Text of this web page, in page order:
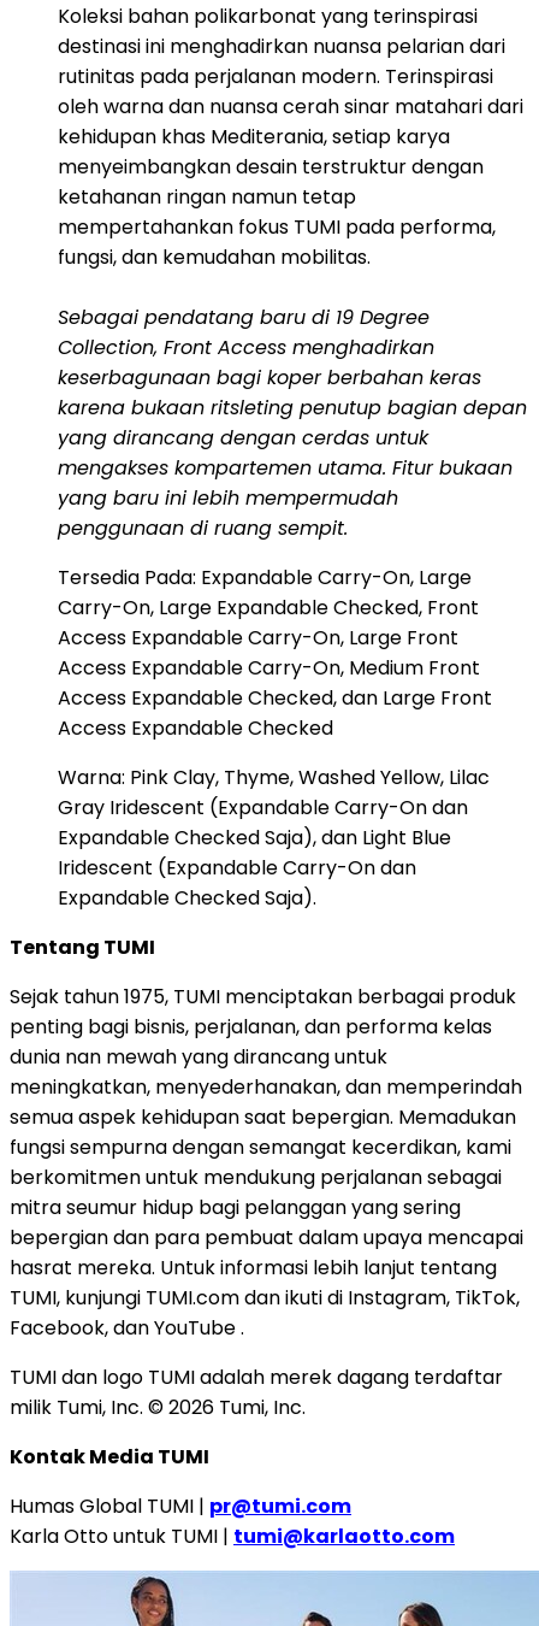
Koleksi bahan polikarbonat yang terinspirasi
destinasi ini menghadirkan nuansa pelarian dari
rutinitas pada perjalanan modern. Terinspirasi
oleh warna dan nuansa cerah sinar matahari dari
kehidupan khas Mediterania, setiap karya
menyeimbangkan desain terstruktur dengan
ketahanan ringan namun tetap
mempertahankan fokus TUMI pada performa,
fungsi, dan kemudahan mobilitas.
Sebagai pendatang baru di 19 Degree
Collection, Front Access menghadirkan
keserbagunaan bagi koper berbahan keras
karena bukaan ritsleting penutup bagian depan
yang dirancang dengan cerdas untuk
mengakses kompartemen utama. Fitur bukaan
yang baru ini lebih mempermudah
penggunaan di ruang sempit.
Tersedia Pada: Expandable Carry-On, Large
Carry-On, Large Expandable Checked, Front
Access Expandable Carry-On, Large Front
Access Expandable Carry-On, Medium Front
Access Expandable Checked, dan Large Front
Access Expandable Checked
Warna: Pink Clay, Thyme, Washed Yellow, Lilac
Gray Iridescent (Expandable Carry-On dan
Expandable Checked Saja), dan Light Blue
Iridescent (Expandable Carry-On dan
Expandable Checked Saja).
Tentang TUMI
Sejak tahun 1975, TUMI menciptakan berbagai produk
penting bagi bisnis, perjalanan, dan performa kelas
dunia nan mewah yang dirancang untuk
meningkatkan, menyederhanakan, dan memperindah
semua aspek kehidupan saat bepergian. Memadukan
fungsi sempurna dengan semangat kecerdikan, kami
berkomitmen untuk mendukung perjalanan sebagai
mitra seumur hidup bagi pelanggan yang sering
bepergian dan para pembuat dalam upaya mencapai
hasrat mereka. Untuk informasi lebih lanjut tentang
TUMI, kunjungi TUMI.com dan ikuti di Instagram, TikTok,
Facebook, dan YouTube .
TUMI dan logo TUMI adalah merek dagang terdaftar
milik Tumi, Inc. © 2026 Tumi, Inc.
Kontak Media TUMI
Humas Global TUMI | pr@tumi.com
Karla Otto untuk TUMI | tumi@karlaotto.com